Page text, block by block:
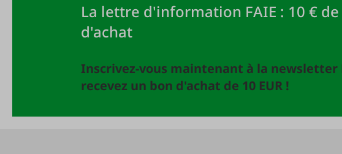
La lettre d'information FAIE : 10 €
d'achat
Inscrivez-vous maintenant à la newsletter
recevez un bon d'achat de 10 EUR !